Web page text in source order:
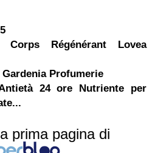
Corps Régénérant Lovea
Profumerie
24 ore Nutriente per
prima pagina di